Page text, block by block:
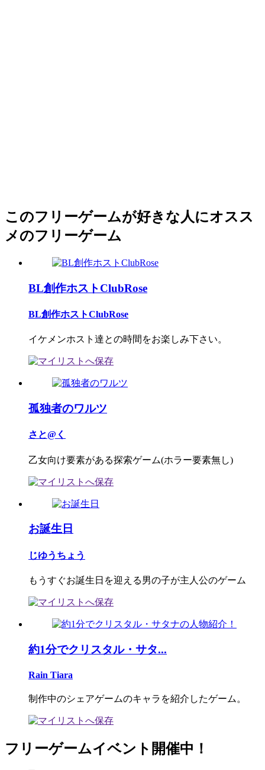
このフリーゲームが好きな人にオスス
メのフリーゲーム
BL創作ホストClubRose
BL創作ホストClubRose
イケメンホスト達との時間をお楽しみ下さい。
孤独者のワルツ
さと@く
乙女向け要素がある探索ゲーム(ホラー要素無し)
お誕生日
じゆうちょう
もうすぐお誕生日を迎える男の子が主人公のゲーム
約1分でクリスタル・サタ...
Rain Tiara
制作中のシェアゲームのキャラを紹介したゲーム。
フリーゲームイベント開催中！